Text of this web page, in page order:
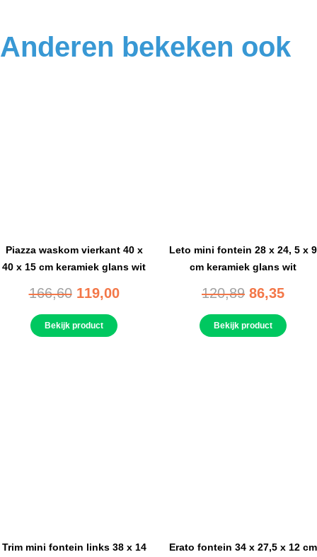
Anderen bekeken ook
Piazza waskom vierkant 40 x
40 x 15 cm keramiek glans wit
166,60 119,00
Bekijk product
Leto mini fontein 28 x 24, 5 x 9
cm keramiek glans wit
120,89 86,35
Bekijk product
Trim mini fontein links 38 x 14
Erato fontein 34 x 27,5 x 12 cm